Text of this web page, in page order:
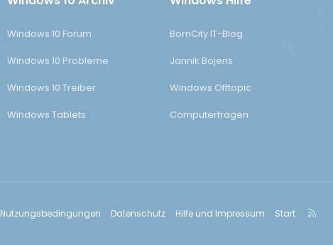
Windows 10 Forum
Windows 10 Probleme
Windows 10 Treiber
Windows Tablets
BornCity IT-Blog
Jannik Bojens
Windows Offtopic
Computerfragen
Nutzungsbedingungen Datenschutz Hilfe und Impressum Start
R